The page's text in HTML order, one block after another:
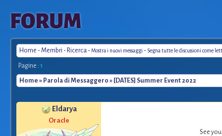
The
Origins
FORUM
Home - Membri - Ricerca - Mostra i nuovi messaggi - Segna tutte le discussioni come
Pagine : 1
Home » Parola di Messaggero » [DATES] Summer Event 2022
Eldarya
Oracle
See